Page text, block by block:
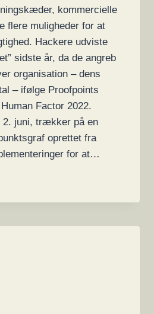
kommercielle
flere muligheder for at
Hackere udviste
sidste år, da de angreb
organisation – dens
– ifølge Proofpoints
Factor 2022.
2. juni, trækker på en
oprettet fra
for at…